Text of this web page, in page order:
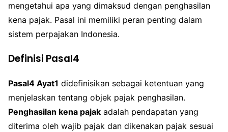
mengetahui apa yang dimaksud dengan penghasilan
kena pajak. Pasal ini memiliki peran penting dalam
sistem perpajakan Indonesia.
Definisi Pasal4
Pasal4 Ayat1 didefinisikan sebagai ketentuan yang
menjelaskan tentang objek pajak penghasilan.
Penghasilan kena pajak adalah pendapatan yang
diterima oleh wajib pajak dan dikenakan pajak sesuai